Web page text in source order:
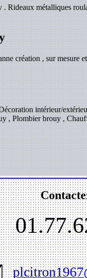
Rideaux métalliques
création , sur mesure
intérieur/
, Plombier brouy ,